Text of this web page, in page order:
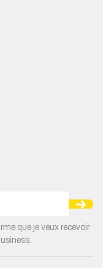
que je veux recevoir